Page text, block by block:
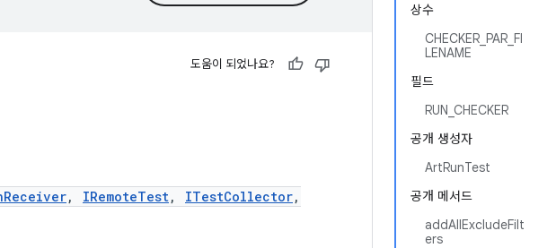
상수
CHECKER_PAR_FI
LENAME
필드
RUN_CHECKER
공개 생성자
ArtRunTest
공개 메서드
addAllExcludeFilt
ers
도움이 되었나요?
, IRemoteTest, ITestCollector,